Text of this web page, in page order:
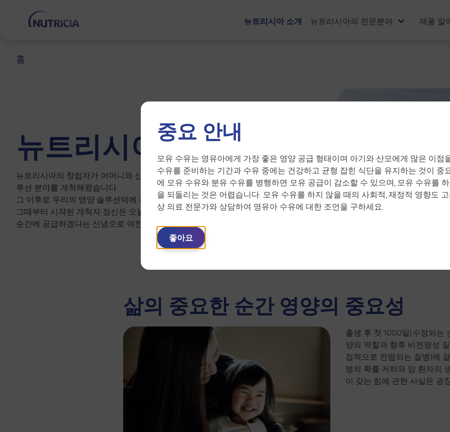
뉴트리시아 소개 뉴트리시아의 전문분야 제품 알
홈
뉴트리시아 알아보기
뉴트리시아의 창립자가 어머니와 신생아를 위해 일하기 시작한 1986년부터 우리는 영양 솔
루션 분야를 개척해왔습니다.
그 이후로 우리의 영양 솔루션덕에 전 세계 수백만 명의 삶에 혁신을 가져왔습니다.
그때부터 시작된 개척자 정신은 오늘날 삶을 변화시킬 만큼의 영양분을 인생의 중요한 매
순간에 공급하겠다는 신념으로 여전히 남아 있습니다.
삶의 중요한 순간 영양의 중요성
출생 후 첫 1000일(수정되는
양의 역할과 향후 비전염성
접적으로 전염되는 질병)에
병의 확률 저하와 암 환자의
이 갖는 힘에 관한 사실은 굉
중요 안내
모유 수유는 영유아에게 가장 좋은 영양 공급 형태이며 아기와 산모에게 많은 이점
수유를 준비하는 기간과 수유 중에는 건강하고 균형 잡힌 식단을 유지하는 것이 중
에 모유 수유와 분유 수유를 병행하면 모유 공급이 감소할 수 있으며, 모유 수유를
을 되돌리는 것은 어렵습니다. 모유 수유를 하지 않을 때의 사회적, 재정적 영향도
상 의료 전문가와 상담하여 영유아 수유에 대한 조언을 구하세요.
좋아요